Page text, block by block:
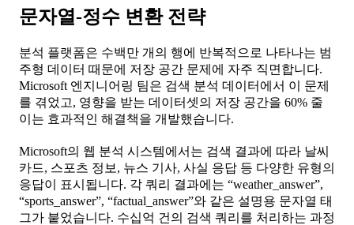
문자열-정수 변환 전략
분석 플랫폼은 수백만 개의 행에 반복적으로 나타나는 범
주형 데이터 때문에 저장 공간 문제에 자주 직면합니다.
Microsoft 엔지니어링 팀은 검색 분석 데이터에서 이 문제
를 겪었고, 영향을 받는 데이터셋의 저장 공간을 60% 줄
이는 효과적인 해결책을 개발했습니다.
Microsoft의 웹 분석 시스템에서는 검색 결과에 따라 날씨
카드, 스포츠 정보, 뉴스 기사, 사실 응답 등 다양한 유형의
응답이 표시됩니다. 각 쿼리 결과에는 “weather_answer”,
“sports_answer”, “factual_answer”와 같은 설명용 문자열 태
그가 붙었습니다. 수십억 건의 검색 쿼리를 처리하는 과정